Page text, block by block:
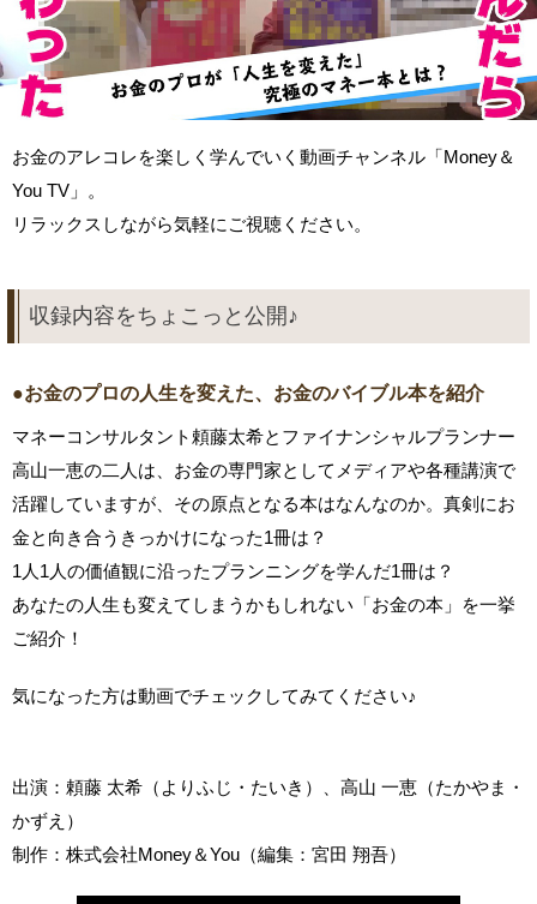
お金のアレコレを楽しく学んでいく動画チャンネル「Money＆
You TV」。
リラックスしながら気軽にご視聴ください。
収録内容をちょこっと公開♪
●お金のプロの人生を変えた、お金のバイブル本を紹介
マネーコンサルタント頼藤太希とファイナンシャルプランナー
高山一恵の二人は、お金の専門家としてメディアや各種講演で
活躍していますが、その原点となる本はなんなのか。真剣にお
金と向き合うきっかけになった1冊は？
1人1人の価値観に沿ったプランニングを学んだ1冊は？
あなたの人生も変えてしまうかもしれない「お金の本」を一挙
ご紹介！
気になった方は動画でチェックしてみてください♪
出演：頼藤 太希（よりふじ・たいき）、高山 一恵（たかやま・
かずえ）
制作：株式会社Money＆You（編集：宮田 翔吾）